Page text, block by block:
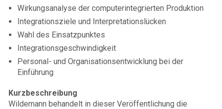
Wirkungsanalyse der computerintegrierten Produktion
Integrationsziele und Interpretationslücken
Wahl des Einsatzpunktes
Integrationsgeschwindigkeit
Personal- und Organisationsentwicklung bei der
Einführung
Kurzbeschreibung
Wildemann behandelt in dieser Veröffentlichung die